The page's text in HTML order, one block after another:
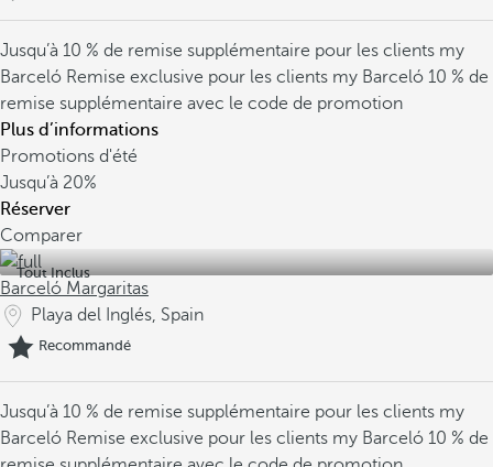
Jusqu’à 10 % de remise supplémentaire pour les clients my
Barceló Remise exclusive pour les clients my Barceló 10 % de
remise supplémentaire avec le code de promotion
Plus d’informations
Promotions d'été
Jusqu’à 20%
Réserver
Comparer
Tout Inclus
Barceló Margaritas
Playa del Inglés, Spain
Recommandé
Jusqu’à 10 % de remise supplémentaire pour les clients my
Barceló Remise exclusive pour les clients my Barceló 10 % de